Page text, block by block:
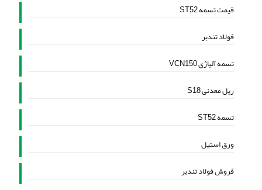
قیمت تسمه ST52
فولاد تندبر
تسمه آلیاژی VCN150
ریل معدنی S18
تسمه ST52
ورق استیل
فروش فولاد تندبر